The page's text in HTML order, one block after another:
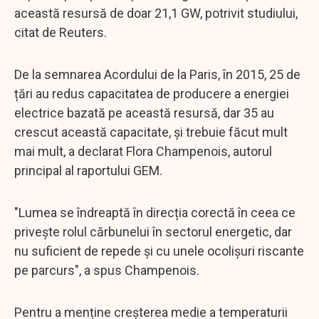
această resursă de doar 21,1 GW, potrivit studiului,
citat de Reuters.
De la semnarea Acordului de la Paris, în 2015, 25 de
țări au redus capacitatea de producere a energiei
electrice bazată pe această resursă, dar 35 au
crescut această capacitate, și trebuie făcut mult
mai mult, a declarat Flora Champenois, autorul
principal al raportului GEM.
"Lumea se îndreaptă în direcția corectă în ceea ce
privește rolul cărbunelui în sectorul energetic, dar
nu suficient de repede și cu unele ocolișuri riscante
pe parcurs", a spus Champenois.
Pentru a menține creșterea medie a temperaturii